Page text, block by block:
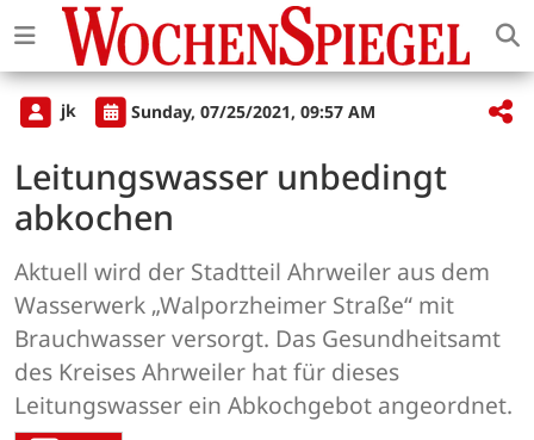
jk Sunday, 07/25/2021, 09:57 AM
Leitungswasser unbedingt
abkochen
Aktuell wird der Stadtteil Ahrweiler aus dem
Wasserwerk „Walporzheimer Straße“ mit
Brauchwasser versorgt. Das Gesundheitsamt
des Kreises Ahrweiler hat für dieses
Leitungswasser ein Abkochgebot angeordnet.